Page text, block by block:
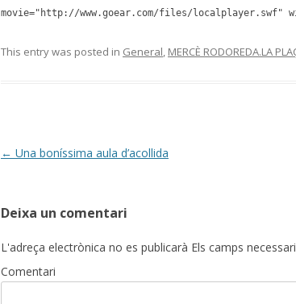
movie="http://www.goear.com/files/localplayer.swf"
This entry was posted in General, MERCÈ RODOREDA.LA
Post
← Una boníssima aula d’acollida
Deixa un comentari
L'adreça electrònica no es publicarà Els camps
Comentari